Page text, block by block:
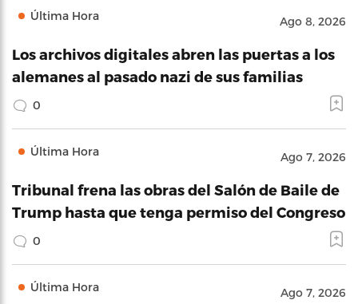
Última Hora Ago 8, 2026
Los archivos digitales abren las puertas a los
alemanes al pasado nazi de sus familias
0
Última Hora Ago 7, 2026
Tribunal frena las obras del Salón de Baile de
Trump hasta que tenga permiso del Congreso
0
Última Hora Ago 7, 2026